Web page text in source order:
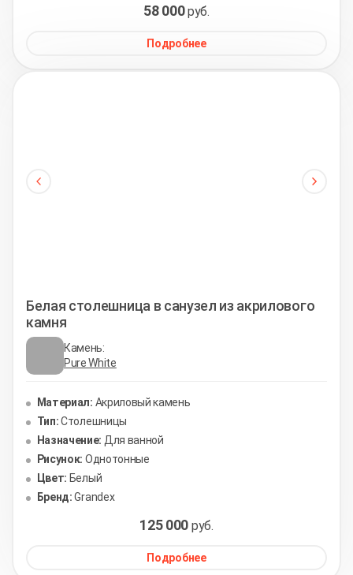
58 000руб.
Подробнее
Белая столешница в санузел из акрилового
камня
Камень:
Pure White
Материал: Акриловый камень
Тип:Столешницы
Назначение: Для ванной
Рисунок: Однотонные
Цвет: Белый
Бренд: Grandex
125 000 руб.
Подробнее